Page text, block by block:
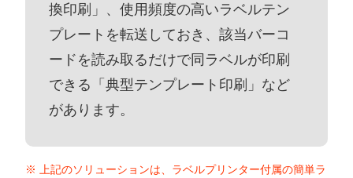
換印刷」、使用頻度の高いラベルテン
プレートを転送しておき、該当バーコ
ードを読み取るだけで同ラベルが印刷
できる「典型テンプレート印刷」など
があります。
上記のソリューションは、ラベルプリンター付属の簡単ラ